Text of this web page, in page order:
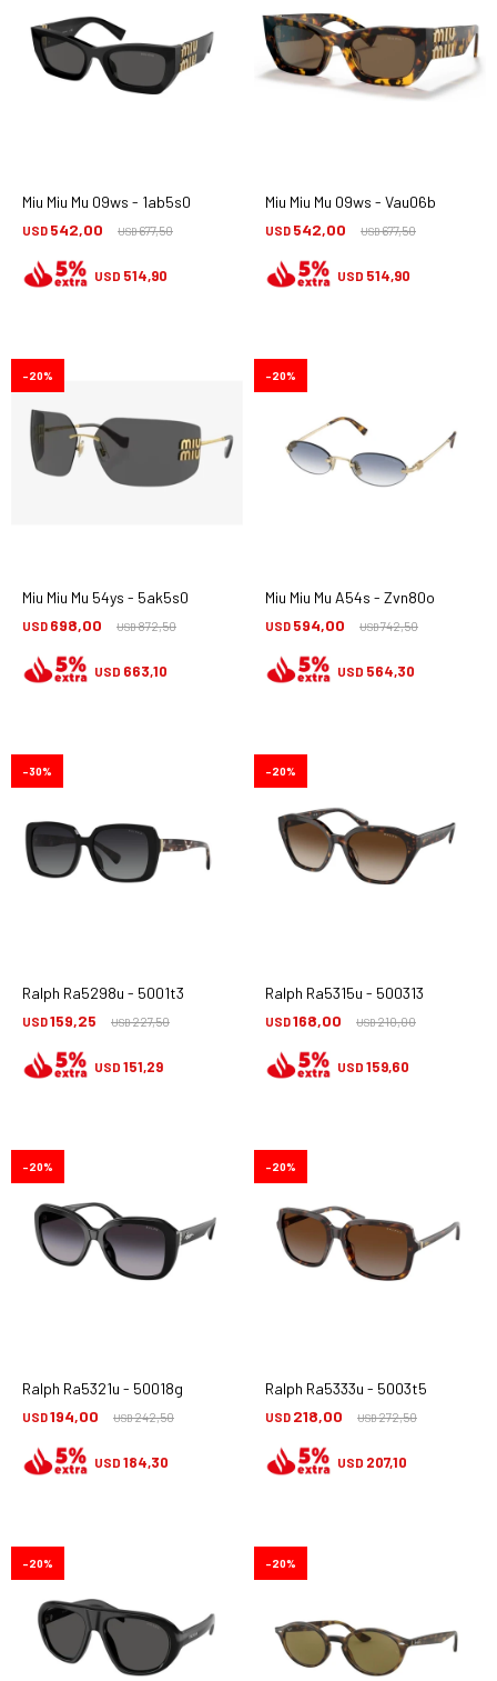
Miu Miu Mu 09ws - 1ab5s0
USD 542,00 USD677,50
USD 514,90
Miu Miu Mu 09ws - Vau06b
USD 542,00 USD677,50
USD 514,90
Miu Miu Mu 54ys - 5ak5s0
USD 698,00 USD872,50
20
USD 663,10
Miu Miu Mu A54s - Zvn80o
USD 594,00 USD742,50
20
USD 564,30
Ralph Ra5298u - 5001t3
USD159,25 USD227,50
30
USD 151,29
Ralph Ra5315u - 500313
USD168,00 USD210,00
20
USD 159,60
Ralph Ra5321u - 50018g
USD194,00 USD242,50
20
USD 184,30
Ralph Ra5333u - 5003t5
USD 218,00 USD272,50
20
USD 207,10
20 20